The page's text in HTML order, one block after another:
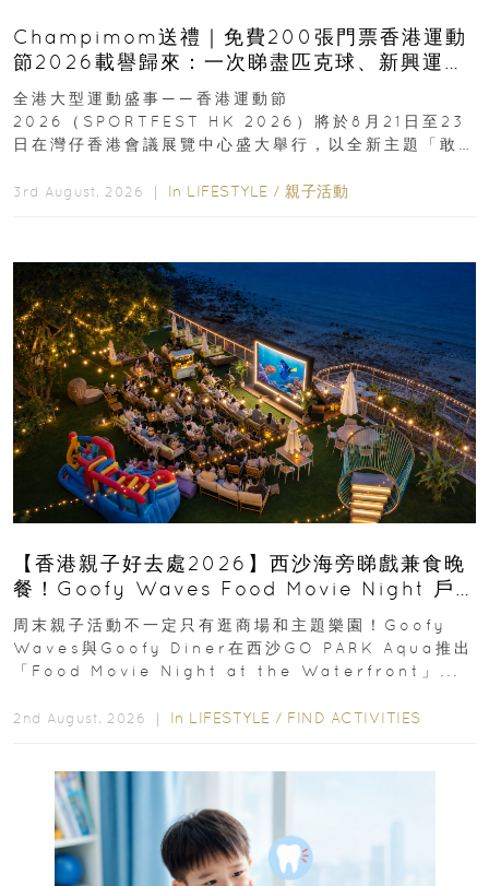
Champimom送禮｜免費200張門票香港運動
節2026載譽歸來：一次睇盡匹克球、新興運
動、街舞比賽＋逾百運動品牌展覽
全港大型運動盛事——香港運動節
2026（SPORTFEST HK 2026）將於8月21日至23
日在灣仔香港會議展覽中心盛大舉行，以全新主題「敢
3rd August, 2026 ｜ In LIFESTYLE / 親子活動
【香港親子好去處2026】西沙海旁睇戲兼食晚
餐！Goofy Waves Food Movie Night 戶
外影院逢週末登場
周末親子活動不一定只有逛商場和主題樂園！Goofy
Waves與Goofy Diner在西沙GO PARK Aqua推出
「Food Movie Night at the Waterfront」...
2nd August, 2026 ｜ In LIFESTYLE / FIND ACTIVITIES